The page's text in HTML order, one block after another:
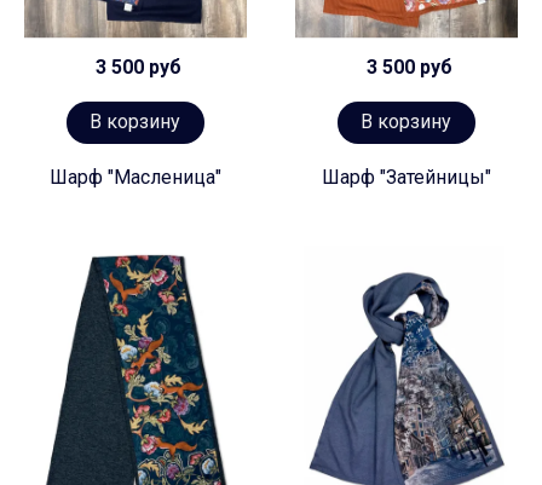
3 500 руб
В корзину
Шарф "Масленица"
3 500 руб
В корзину
Шарф "Затейницы"